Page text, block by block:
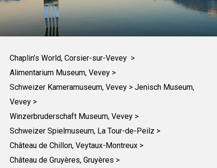
Chaplin’s World, Corsier-sur-Vevey >
Alimentarium Museum, Vevey >
Schweizer Kameramuseum, Vevey > Jenisch Museum,
Vevey >
Winzerbruderschaft Museum, Vevey >
Schweizer Spielmuseum, La Tour-de-Peilz >
Château de Chillon, Veytaux-Montreux >
Château de Gruyères, Gruyères >